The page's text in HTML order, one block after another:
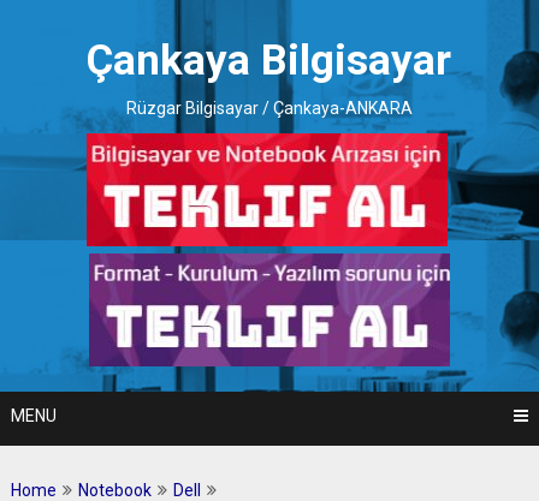
Çankaya Bilgisayar
Rüzgar Bilgisayar / Çankaya-ANKARA
MENU
Home Notebook
Dell